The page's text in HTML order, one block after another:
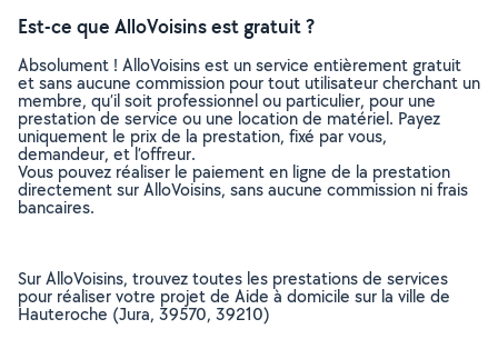
Est-ce que AlloVoisins est gratuit ?
Absolument ! AlloVoisins est un service entièrement gratuit
et sans aucune commission pour tout utilisateur cherchant un
membre, qu’il soit professionnel ou particulier, pour une
prestation de service ou une location de matériel. Payez
uniquement le prix de la prestation, fixé par vous,
demandeur, et l’offreur.
Vous pouvez réaliser le paiement en ligne de la prestation
directement sur AlloVoisins, sans aucune commission ni frais
bancaires.
Sur AlloVoisins, trouvez toutes les prestations de services
pour réaliser votre projet de Aide à domicile sur la ville de
Hauteroche (Jura, 39570, 39210)